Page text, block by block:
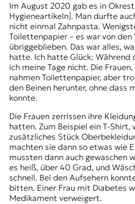
Im August 2020 gab es in
Hygieneartikeln]. Man durfte
nicht einmal Zahnpasta.
Toilettenpapier – es war von den
übriggeblieben. Das war alles,
hatte. Ich hatte Glück: Während
ich meine Tage nicht. Die
nahmen Toilettenpapier, aber
den Beinen herunter, ohne dass
konnte.
Die Frauen zerrissen ihre
hatten. Zum Beispiel ein T-Shirt,
zusätzliches Stück
machten sie dann so etwas wie
mussten dann auch gewaschen
es heiß, über 40 Grad, und
schnell. Bei den Aufsehern
bitten. Einer Frau mit Diabetes
Medikament verweigert.